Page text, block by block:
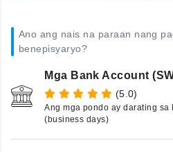
Ano ang nais na paraan nang
benepisyaryo?
Mga Bank Account
(5.0)
Ang mga pondo ay darating sa
(business days)